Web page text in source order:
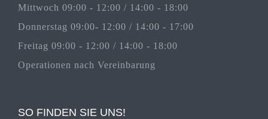
Mittwoch 09:00 - 12:00 / 14:00 - 18:00
Donnerstag 09:00- 12:00 / 14:00 - 17:00
Freitag 09:00 - 12:00 / 14:00 - 18:00
Operationen nach Vereinbarung
SO FINDEN SIE UNS!